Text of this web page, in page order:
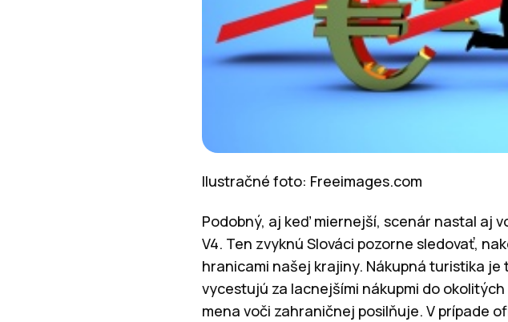
Ilustračné foto: Freeimages.com
Podobný, aj keď miernejší, scenár nastal aj
V4. Ten zvyknú Slováci pozorne sledovať,
hranicami našej krajiny. Nákupná turistika
vycestujú za lacnejšími nákupmi do
mena voči zahraničnej posilňuje. V prípade